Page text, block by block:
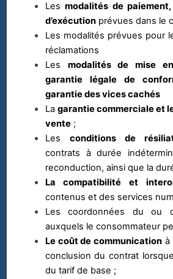
Lesmodalités de
d’exécutionprévues dans le
Les modalités prévues pour
réclamations
Les modalités de mise
garantie légale de
garantie des vices cachés
La garantie commerciale et
vente;
Les conditions de
contrats à durée
reconduction, ainsi que la
La compatibilité et
contenus et des services
Les coordonnées du ou
auxquels le consommateur
Le coût de communication à
conclusion du contrat
du tarif de base ;